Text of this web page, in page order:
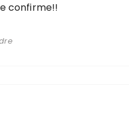
confirme!!